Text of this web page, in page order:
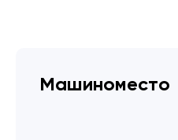
Машиноместо